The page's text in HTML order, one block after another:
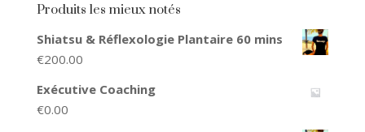
Produits les mieux notés
Shiatsu & Réflexologie Plantaire 60 mins
€200.00
Exécutive Coaching
€0.00